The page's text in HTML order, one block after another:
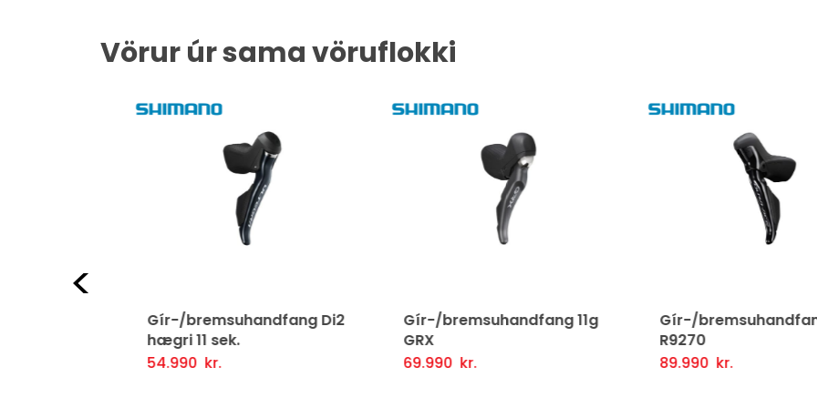
Vörur úr sama vöruflokki
Gír-/bremsuhandfang Di2
hægri 11 sek.
54.990kr.
Setja Í Körfu
Gír-/bremsuhandfang 11g
GRX
69.990kr.
Setja Í Körfu
Gír-/bremsuhandfang
R9270
89.990kr.
Setja Í Körfu